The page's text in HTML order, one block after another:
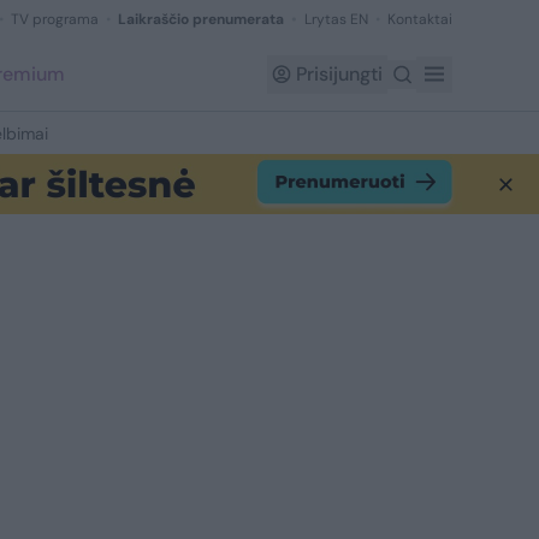
TV programa Laikraščio prenumerata Lrytas EN Kontaktai
Prisijungti